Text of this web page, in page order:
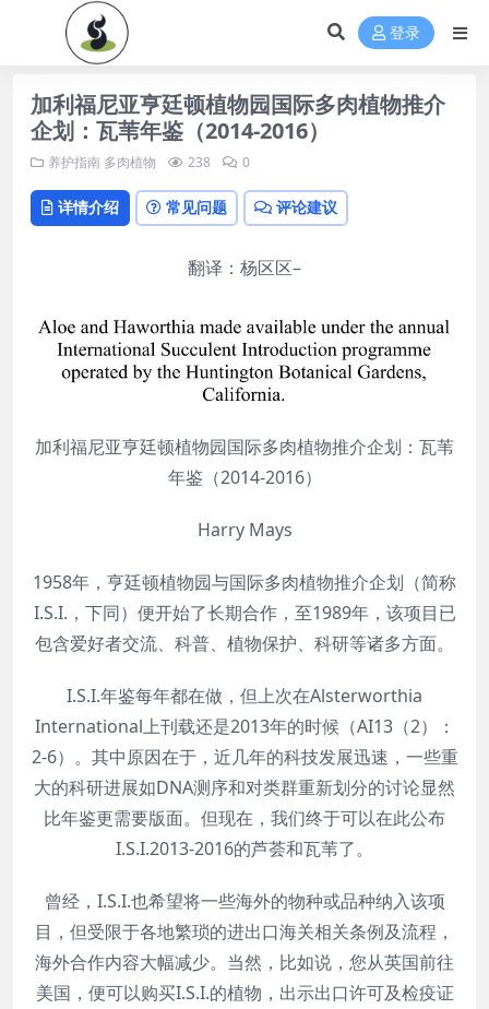
登录
加利福尼亚亨廷顿植物园国际多肉植物推介
企划：瓦苇年鉴（2014-2016）
养护指南 多肉植物 238 0
详情介绍 常见问题 评论建议
翻译：杨区区–
加利福尼亚亨廷顿植物园国际多肉植物推介企划：瓦苇
年鉴（2014-2016）
Harry Mays
1958年，亨廷顿植物园与国际多肉植物推介企划（简称
I.S.I.，下同）便开始了长期合作，至1989年，该项目已
包含爱好者交流、科普、植物保护、科研等诸多方面。
I.S.I.年鉴每年都在做，但上次在Alsterworthia
International上刊载还是2013年的时候（AI13（2）：
2-6）。其中原因在于，近几年的科技发展迅速，一些重
大的科研进展如DNA测序和对类群重新划分的讨论显然
比年鉴更需要版面。但现在，我们终于可以在此公布
I.S.I.2013-2016的芦荟和瓦苇了。
曾经，I.S.I.也希望将一些海外的物种或品种纳入该项
目，但受限于各地繁琐的进出口海关相关条例及流程，
海外合作内容大幅减少。当然，比如说，您从英国前往
美国，便可以购买I.S.I.的植物，出示出口许可及检疫证